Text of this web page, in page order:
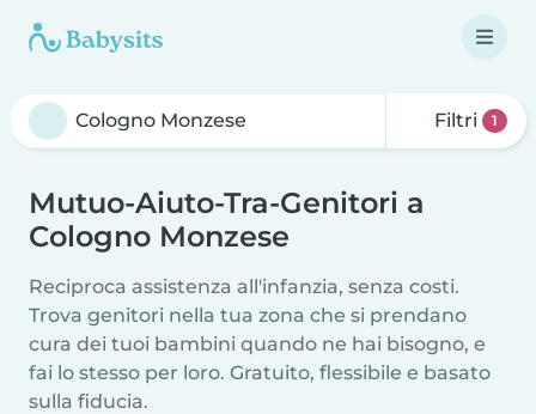
Filtri 1
Mutuo-Aiuto-Tra-Genitori a
Cologno Monzese
Reciproca assistenza all'infanzia, senza costi.
Trova genitori nella tua zona che si prendano
cura dei tuoi bambini quando ne hai bisogno, e
fai lo stesso per loro. Gratuito, flessibile e basato
sulla fiducia.